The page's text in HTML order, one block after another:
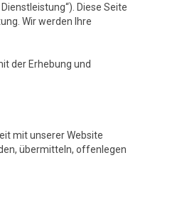
Diese Seite
Wir werden Ihre
der Erhebung und
mit unserer Website
übermitteln, offenlegen